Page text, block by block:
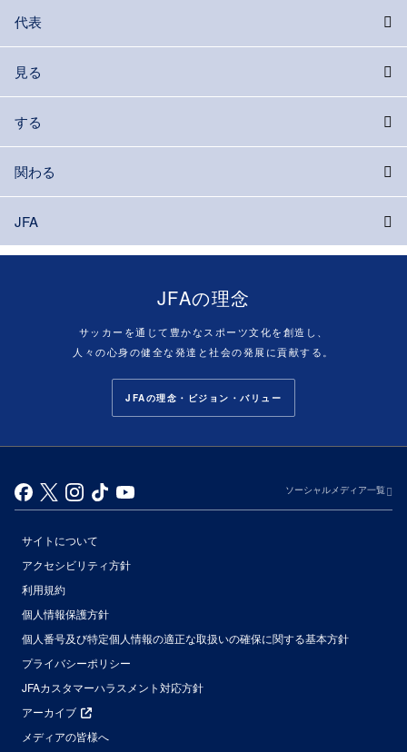
代表
見る
する
関わる
JFA
JFAの理念
サッカーを通じて豊かなスポーツ文化を創造し、
人々の心身の健全な発達と社会の発展に貢献する。
JFAの理念・ビジョン・バリュー
ソーシャルメディア一覧
サイトについて
アクセシビリティ方針
利用規約
個人情報保護方針
個人番号及び特定個人情報の適正な取扱いの確保に関する基本方針
プライバシーポリシー
JFAカスタマーハラスメント対応方針
アーカイブ
メディアの皆様へ